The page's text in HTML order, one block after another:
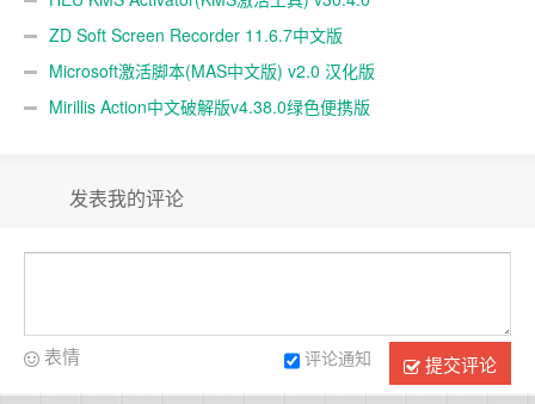
ZD Soft Screen Recorder 11.6.7中文版
Microsoft激活脚本(MAS中文版) v2.0 汉化版
Mirillis Action中文破解版v4.38.0绿色便携版
发表我的评论
提交评论
评论通知
表情